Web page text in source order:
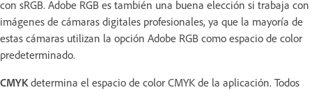
con sRGB. Adobe RGB es también una buena elección si trabaja con
imágenes de cámaras digitales profesionales, ya que la mayoría de
estas cámaras utilizan la opción Adobe RGB como espacio de color
predeterminado.
CMYKdetermina el espacio de color CMYK de la aplicación. Todos